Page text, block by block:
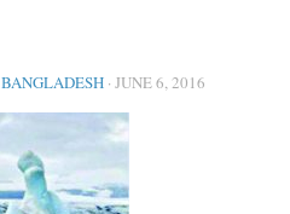
· JUNE 6, 2016